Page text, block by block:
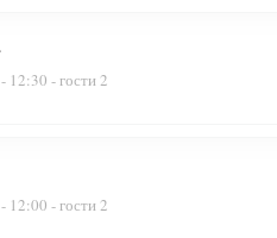
- 12:30 - гости 2
- 12:00 - гости 2